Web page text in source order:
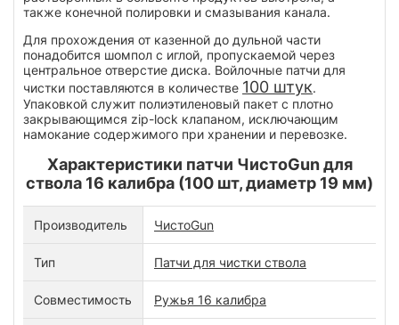
также конечной полировки и смазывания канала.
Для прохождения от казенной до дульной части
понадобится шомпол с иглой, пропускаемой через
центральное отверстие диска. Войлочные патчи для
чистки поставляются в количестве 100 штук.
Упаковкой служит полиэтиленовый пакет с плотно
закрывающимся zip-lock клапаном, исключающим
намокание содержимого при хранении и перевозке.
Характеристики патчи ЧистоGun для
ствола 16 калибра (100 шт, диаметр 19 мм)
Производитель ЧистоGun
Тип Патчи для чистки ствола
Совместимость Ружья 16 калибра